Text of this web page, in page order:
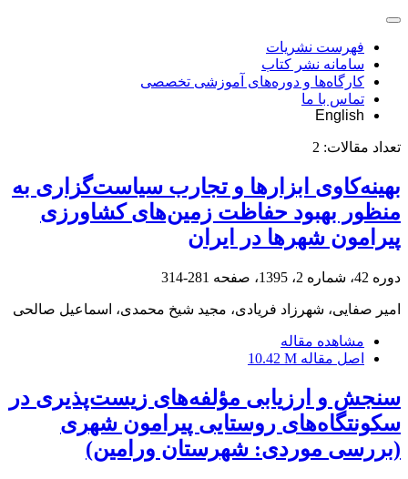
فهرست نشریات
سامانه نشر کتاب
کارگاه‌ها و دوره‌های آموزشی تخصصی
تماس با ما
English
تعداد مقالات: 2
بهینه‌کاوی ابزارها و تجارب سیاست‌گزاری به
منظور بهبود حفاظت زمین‌های کشاورزی
پیرامون شهرها در ایران
دوره 42، شماره 2، 1395، صفحه 281-314
امیر صفایی، شهرزاد فریادی، مجید شیخ محمدی، اسماعیل صالحی
مشاهده مقاله
اصل مقاله 10.42 M
سنجش و ارزیابی مؤلفه‌های زیست‌پذیری در
سکونتگاه‌های روستایی پیرامون شهری
(بررسی موردی: شهرستان ورامین)